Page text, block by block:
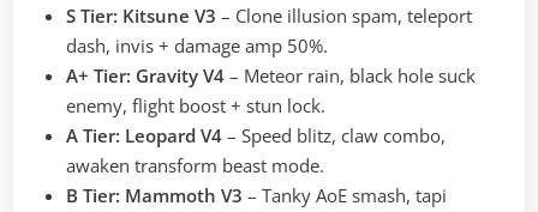
S Tier: Kitsune V3 – Clone illusion spam, teleport
dash, invis + damage amp 50%.
A+ Tier: Gravity V4 – Meteor rain, black hole suck
enemy, flight boost + stun lock.
A Tier: Leopard V4 – Speed blitz, claw combo,
awaken transform beast mode.
B Tier: Mammoth V3 – Tanky AoE smash, tapi